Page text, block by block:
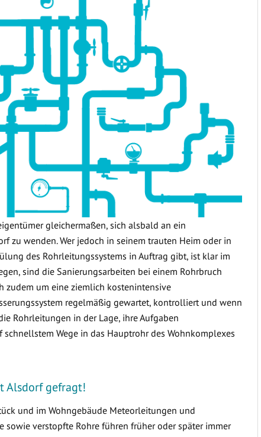
gleichermaßen, sich alsbald an ein
zu wenden. Wer jedoch in seinem trauten Heim oder in
des Rohrleitungssystems in Auftrag gibt, ist klar im
sind die Sanierungsarbeiten bei einem Rohrbruch
zudem um eine ziemlich kostenintensive
regelmäßig gewartet, kontrolliert und wenn
Rohrleitungen in der Lage, ihre Aufgaben
Wege in das Hauptrohr des Wohnkomplexes
Alsdorf gefragt!
und im Wohngebäude Meteorleitungen und
verstopfte Rohre führen früher oder später immer